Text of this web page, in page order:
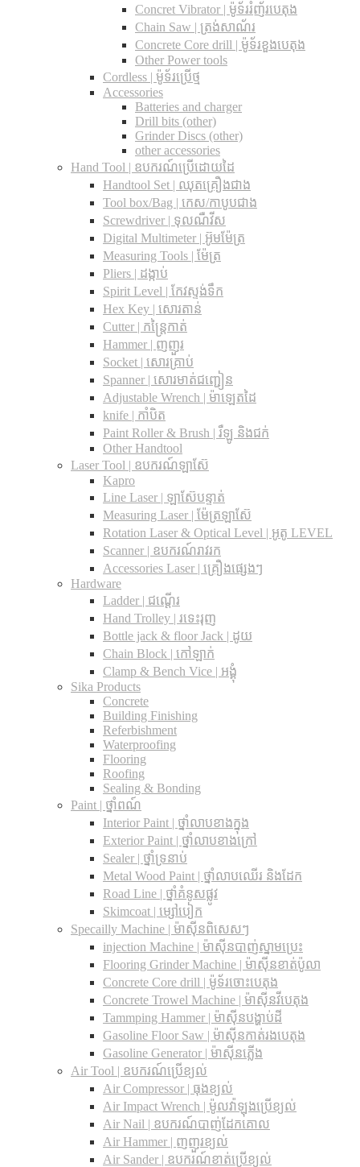
Concret Vibrator | ម៉ូទ័ររំញ័របេតុង
Chain Saw | ត្រង់សាណ័រ
Concrete Core drill | ម៉ូទ័រខួងបេតុង
Other Power tools
Cordless​ | ម៉ូទ័រប្រើថ្ម
Accessories
Batteries and charger
Drill bits (other)
Grinder Discs (other)
other accessories
Hand Tool | ឧបករណ៍ប្រើដោយដៃ
Handtool Set | ឈុតគ្រឿងជាង
Tool box/Bag | កេស/កាបូបជាង
Screwdriver | ទុលណឺវីស
Digital Multimeter | អ៊ូមម៉ែត្រ
Measuring Tools | ម៉ែត្រ
Pliers | ដង្កាប់
Spirit Level | កែវស្ទង់ទឹក
Hex Key | សោរតាន់
Cutter | កន្រ្តៃកាត់
Hammer | ញញួរ
Socket | សោរគ្រាប់
Spanner |​ សោរមាត់ជញ្ជៀន
Adjustable Wrench |​ ម៉ាឡេតដៃ
knife | កាំបិត
Paint Roller & Brush | រឺឡូ និងជក់
Other Handtool
Laser Tool | ឧបករណ៍ឡាស៊ែ
Kapro
Line Laser | ឡាស៊ែបន្ទាត់
Measuring Laser | ម៉ែត្រឡាស៊ែ
Rotation Laser & Optical Level | អូតូ LEVEL
Scanner | ឧបករណ៍រាវរក
Accessories Laser | គ្រឿងផ្សេងៗ
Hardware
Ladder | ជណ្តើរ
Hand Trolley | រទេះរុញ
Bottle jack & floor Jack​ | ដូយ
Chain Block | កៅឡាក់
Clamp & Bench Vice | អង្គុំ
Sika Products
Concrete
Building Finishing
Referbishment
Waterproofing
Flooring
Roofing
Sealing & Bonding
Paint | ថ្នាំពណ៍
Interior Paint | ថ្នាំលាបខាងក្នុង
Exterior Paint | ថ្នាំលាបខាងក្រៅ
Sealer | ថ្នាំទ្រនាប់
Metal Wood Paint | ថ្នាំលាបឈើរ និងដែក
Road Line | ថ្នាំគំនូសផ្លូវ
Skimcoat | ម្សៅបៀក
Specailly Machine | ម៉ាស៊ីនពិសេសៗ
injection Machine | ម៉ាស៊ីនបាញ់ស្នាមប្រេះ
Flooring Grinder Machine | ម៉ាស៊ីនខាត់ប៉ូលា
Concrete Core drill | ម៉ូទ័រចោះបេតុង
Concrete Trowel Machine | ម៉ាស៊ីនវីបេតុង
Tammping Hammer | ម៉ាស៊ីនបង្ហាប់ដី
Gasoline Floor Saw | ម៉ាស៊ីនកាត់រងបេតុង
Gasoline Generator | ម៉ាស៊ីនភ្លើង
Air Tool | ឧបករណ៍ប្រើខ្យល់
Air Compressor | ធុងខ្យល់
Air Impact Wrench | ម៉ូលវ៉ាឡុងប្រើខ្យល់
Air Nail | ឧបករណ៍បាញ់ដែកគោល
Air Hammer | ញញួរខ្យល់
Air Sander | ឧបករណ៍ខាត់ប្រើខ្យល់